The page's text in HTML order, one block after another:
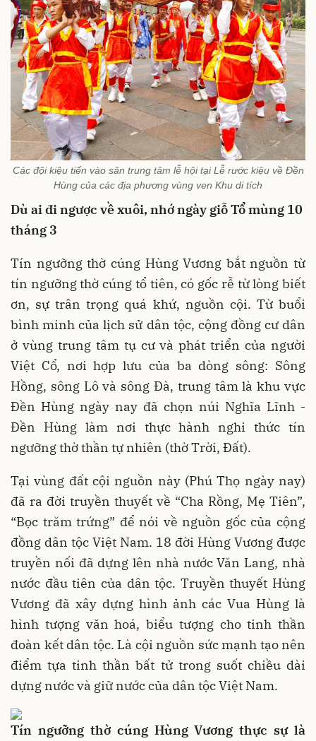
Các đội kiệu tiến vào sân trung tâm lễ hội tại Lễ rước kiệu về Đền
Hùng của các địa phương vùng ven Khu di tích
Dù ai đi ngược về xuôi, nhớ ngày giỗ Tổ mùng 10
tháng 3
Tín ngưỡng thờ cúng Hùng Vương bắt nguồn từ
tín ngưỡng thờ cúng tổ tiên, có gốc rễ từ lòng biết
ơn, sự trân trọng quá khứ, nguồn cội. Từ buổi
bình minh của lịch sử dân tộc, cộng đồng cư dân
ở vùng trung tâm tụ cư và phát triển của người
Việt Cổ, nơi hợp lưu của ba dòng sông: Sông
Hồng, sông Lô và sông Đà, trung tâm là khu vực
Đền Hùng ngày nay đã chọn núi Nghĩa Lĩnh -
Đền Hùng làm nơi thực hành nghi thức tín
ngưỡng thờ thần tự nhiên (thờ Trời, Đất).
Tại vùng đất cội nguồn này (Phú Thọ ngày nay)
đã ra đời truyền thuyết về “Cha Rồng, Mẹ Tiên”,
“Bọc trăm trứng” để nói về nguồn gốc của cộng
đồng dân tộc Việt Nam. 18 đời Hùng Vương được
truyền nối đã dựng lên nhà nước Văn Lang, nhà
nước đầu tiên của dân tộc. Truyền thuyết Hùng
Vương đã xây dựng hình ảnh các Vua Hùng là
hình tượng văn hoá, biểu tượng cho tinh thần
đoàn kết dân tộc. Là cội nguồn sức mạnh tạo nên
điểm tựa tinh thần bất tử trong suốt chiều dài
dựng nước và giữ nước của dân tộc Việt Nam.
Tín ngưỡng thờ cúng Hùng Vương thực sự là